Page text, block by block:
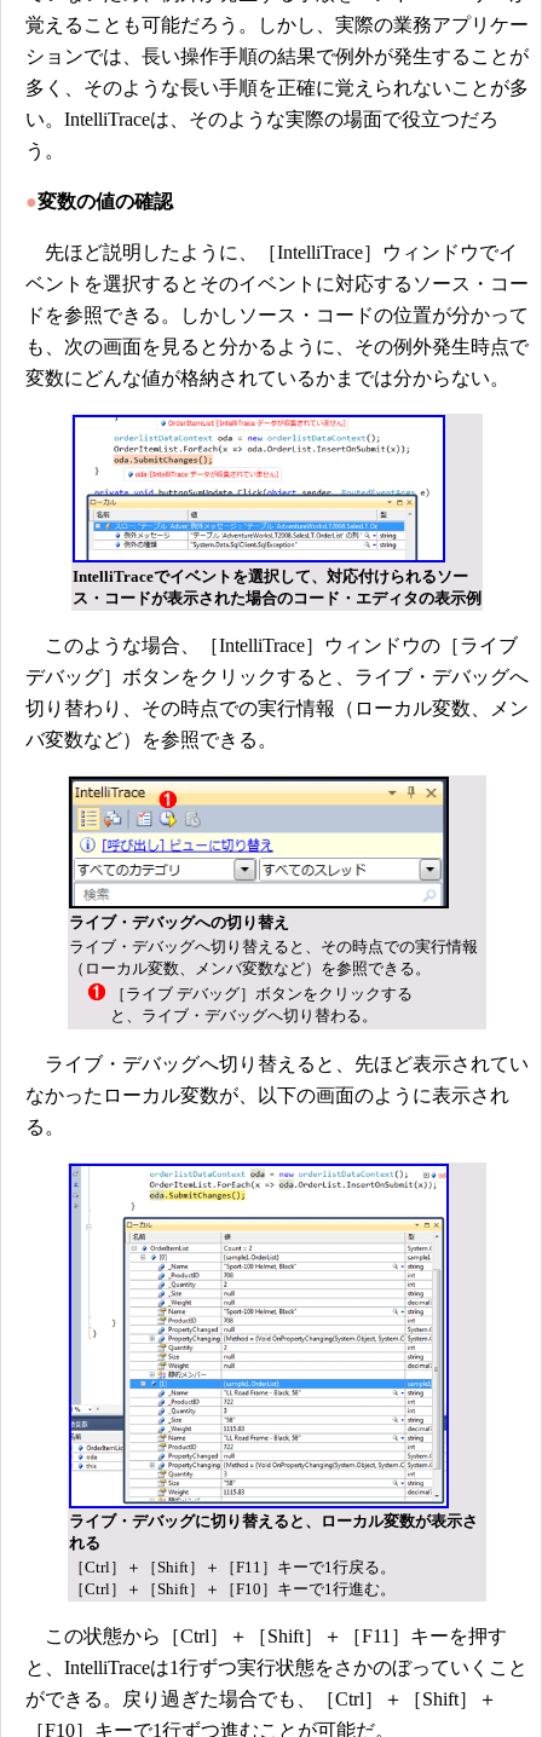
覚えることも可能だろう。しかし、実際の業務アプリケー
ションでは、長い操作手順の結果で例外が発生することが
多く、そのような長い手順を正確に覚えられないことが多
い。IntelliTraceは、そのような実際の場面で役立つだろ
う。
●変数の値の確認
先ほど説明したように、［IntelliTrace］ウィンドウでイ
ベントを選択するとそのイベントに対応するソース・コー
ドを参照できる。しかしソース・コードの位置が分かって
も、次の画面を見ると分かるように、その例外発生時点で
変数にどんな値が格納されているかまでは分からない。
IntelliTraceでイベントを選択して、対応付けられるソー
ス・コードが表示された場合のコード・エディタの表示例
このような場合、［IntelliTrace］ウィンドウの［ライブ
デバッグ］ボタンをクリックすると、ライブ・デバッグへ
切り替わり、その時点での実行情報（ローカル変数、メン
バ変数など）を参照できる。
ライブ・デバッグへの切り替え
ライブ・デバッグへ切り替えると、その時点での実行情報
（ローカル変数、メンバ変数など）を参照できる。
［ライブ デバッグ］ボタンをクリックする
と、ライブ・デバッグへ切り替わる。
ライブ・デバッグへ切り替えると、先ほど表示されてい
なかったローカル変数が、以下の画面のように表示され
る。
ライブ・デバッグに切り替えると、ローカル変数が表示さ
れる
［Ctrl］＋［Shift］＋［F11］キーで1行戻る。
［Ctrl］＋［Shift］＋［F10］キーで1行進む。
この状態から［Ctrl］＋［Shift］＋［F11］キーを押す
と、IntelliTraceは1行ずつ実行状態をさかのぼっていくこと
ができる。戻り過ぎた場合でも、［Ctrl］＋［Shift］＋
［F10］キーで1行ずつ進むことが可能だ。